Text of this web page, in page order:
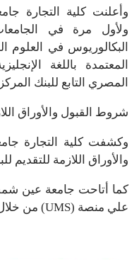
وأعلنت كلية التجارة
ولأول مرة في
المعتمدة باللغة
المصري التابع للبنك
شروط القبول والأوراق
وكشفت كلية التجارة
والأوراق اللازمة للتقديم
كما أتاحت جامعة عين
علي منصة (UMS) من خلال الضغط